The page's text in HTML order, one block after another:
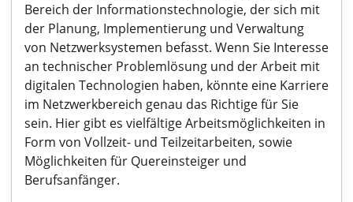
Bereich der Informationstechnologie, der sich mit
der Planung, Implementierung und Verwaltung
von Netzwerksystemen befasst. Wenn Sie Interesse
an technischer Problemlösung und der Arbeit mit
digitalen Technologien haben, könnte eine Karriere
im Netzwerkbereich genau das Richtige für Sie
sein. Hier gibt es vielfältige Arbeitsmöglichkeiten in
Form von Vollzeit- und Teilzeitarbeiten, sowie
Möglichkeiten für Quereinsteiger und
Berufsanfänger.